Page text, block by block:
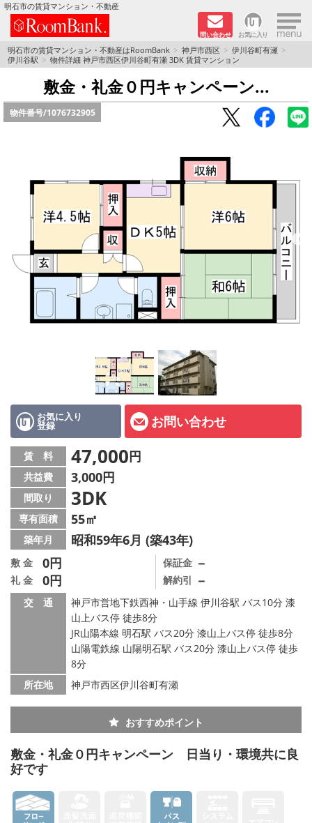
明石市の賃貸マンション・不動産
問い合わせ お気に入り ×
TOPページ
分譲マンションシリーズ
リノベーション物件
オートロック付き物件特集
路線·駅から探す
地域から探す
地図から探す
オーナー様へ
LINE公式アカウント
店舗情報·アクセス
会社概要
メールでお問い合わせ
明石市の賃貸マンション・不動産はRoomBank 神戸市西区
伊川谷町有瀬
伊川谷駅
物件詳細 神戸市西区伊川谷町有瀬 3DK 賃貸マンション
敷金・礼金０円キャンペーン...
物件番号/1076732905
お気に入り
登録 お問い合わせ
賃 料 47,000円
共益費 3,000円
間取り 3DK
専有面積 55㎡
築年月 昭和59年6月 (築43年)
敷 金 0円
礼 金 0円
保証金 －
解約引 －
交 通
神戸市営地下鉄西神・山手線 伊川谷駅 バス10分 漆
山上バス停 徒歩8分
JR山陽本線 明石駅 バス20分 漆山上バス停 徒歩8分
山陽電鉄線 山陽明石駅 バス20分 漆山上バス停 徒歩
8分
所在地
神戸市西区伊川谷町有瀬
おすすめポイント
敷金・礼金０円キャンペーン 日当り・環境共に良
好です